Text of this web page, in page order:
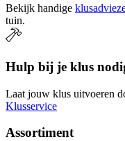
Bekijk handige
tuin.
Hulp bij je klus
Laat jouw klus uitvoeren
Klusservice
Assortiment